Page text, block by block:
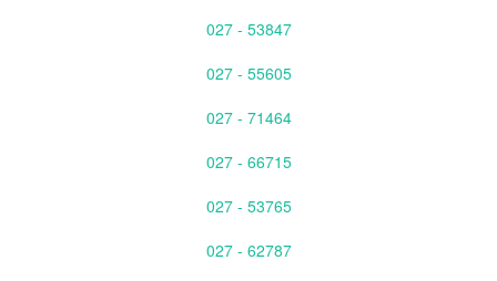
027 - 53847
027 - 55605
027 - 71464
027 - 66715
027 - 53765
027 - 62787